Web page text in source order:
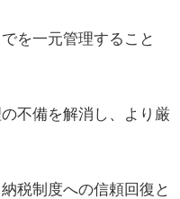
を一元管理すること
不備を解消し、より厳
税制度への信頼回復と